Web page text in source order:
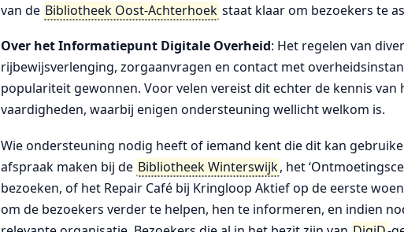
van de Bibliotheek Oost-Achterhoek staat klaar om bezoekers te
Over het Informatiepunt Digitale Overheid: Het regelen van
rijbewijsverlenging, zorgaanvragen en contact met
populariteit gewonnen. Voor velen vereist dit echter de kennis van
vaardigheden, waarbij enigen ondersteuning wellicht welkom is.
Wie ondersteuning nodig heeft of iemand kent die dit kan
afspraak maken bij de Bibliotheek Winterswijk, het
bezoeken, of het Repair Café bij Kringloop Aktief op de eerste
om de bezoekers verder te helpen, hen te informeren, en indien